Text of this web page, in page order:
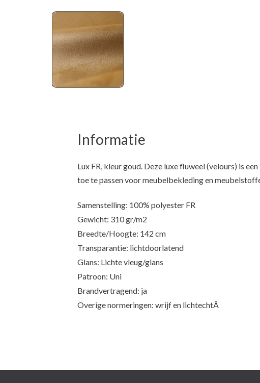
Informatie
Lux FR, kleur goud. Deze luxe fluweel (velours) is
toe te passen voor meubelbekleding en
Samenstelling: 100% polyester FR
Gewicht: 310 gr/m2
Breedte/Hoogte: 142 cm
Transparantie: lichtdoorlatend
Glans: Lichte vleug/glans
Patroon: Uni
Brandvertragend: ja
Overige normeringen: wrijf en lichtechtÂ